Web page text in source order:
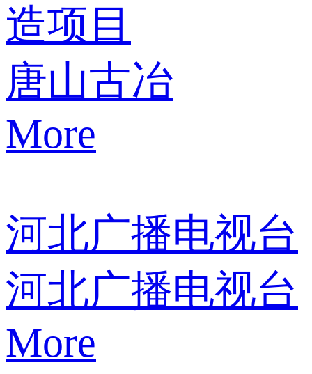
造项目
唐山古冶
More
河北广播电视台
河北广播电视台
More